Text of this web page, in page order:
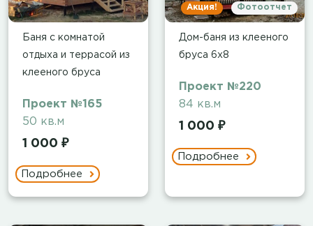
Баня с комнатой
отдыха и террасой из
клееного бруса
Проект №165
50 кв.м
1 000 ₽
Подробнее
Акция! Фотоотчет
Дом-баня из клееного
бруса 6х8
Проект №220
84 кв.м
1 000 ₽
Подробнее